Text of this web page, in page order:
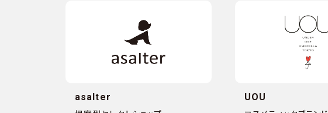
asalter UOU